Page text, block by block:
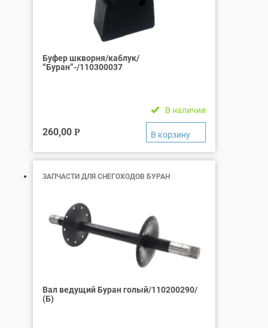
Буфер шкворня/каблук/
“Буран”-/110300037
В наличии
260,00 Р
ЗАПЧАСТИ ДЛЯ СНЕГОХОДОВ БУРАН
Вал ведущий Буран голый/110200290/
(Б)